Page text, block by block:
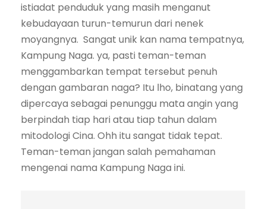
istiadat penduduk yang masih menganut
kebudayaan turun-temurun dari nenek
moyangnya. Sangat unik kan nama tempatnya,
Kampung Naga. ya, pasti teman-teman
menggambarkan tempat tersebut penuh
dengan gambaran naga? Itu lho, binatang yang
dipercaya sebagai penunggu mata angin yang
berpindah tiap hari atau tiap tahun dalam
mitodologi Cina. Ohh itu sangat tidak tepat.
Teman-teman jangan salah pemahaman
mengenai nama Kampung Naga ini.